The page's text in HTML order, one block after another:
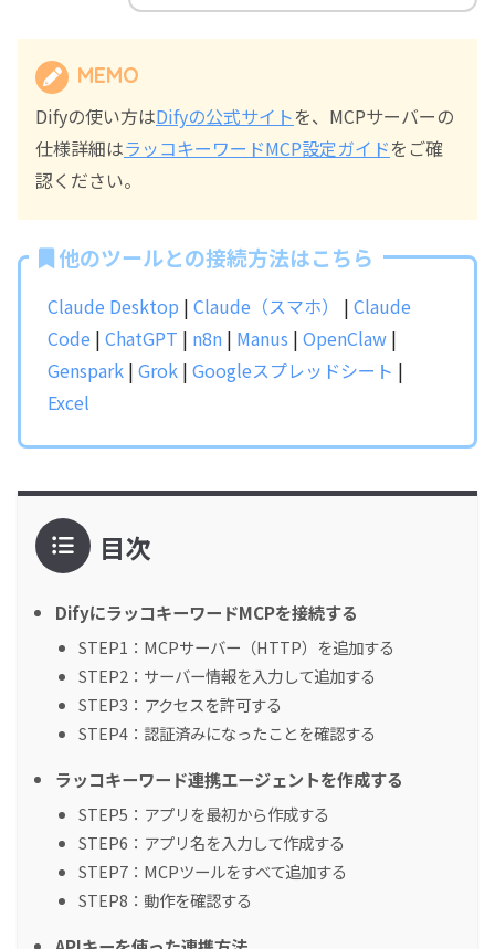
MEMO
Difyの使い方はDifyの公式サイトを、MCPサーバーの
仕様詳細はラッコキーワードMCP設定ガイドをご確
認ください。
他のツールとの接続方法はこちら
Claude Desktop | Claude（スマホ） | Claude
Code | ChatGPT | n8n | Manus | OpenClaw |
Genspark | Grok | Googleスプレッドシート |
Excel
目次
DifyにラッコキーワードMCPを接続する
STEP1：MCPサーバー（HTTP）を追加する
STEP2：サーバー情報を入力して追加する
STEP3：アクセスを許可する
STEP4：認証済みになったことを確認する
ラッコキーワード連携エージェントを作成する
STEP5：アプリを最初から作成する
STEP6：アプリ名を入力して作成する
STEP7：MCPツールをすべて追加する
STEP8：動作を確認する